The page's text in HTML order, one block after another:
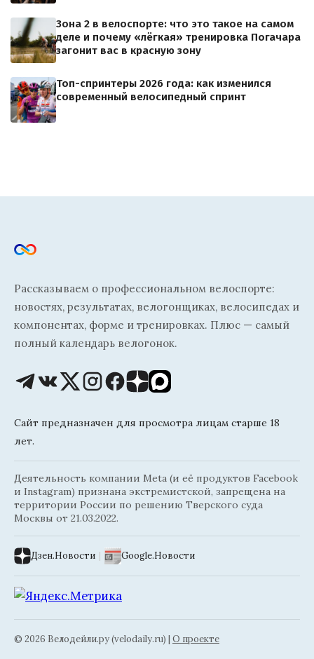
Зона 2 в велоспорте: что это такое на самом
деле и почему «лёгкая» тренировка Погачара
загонит вас в красную зону
Топ-спринтеры 2026 года: как изменился
современный велосипедный спринт
Рассказываем о профессиональном велоспорте:
новостях, результатах, велогонщиках, велосипедах и
компонентах, форме и тренировках. Плюс — самый
полный календарь велогонок.
Сайт предназначен для просмотра лицам старше 18
лет.
Деятельность компании Meta (и её продуктов Facebook
и Instagram) признана экстремистской, запрещена на
территории России по решению Тверского суда
Москвы от 21.03.2022.
Дзен.Новости | Google.Новости
© 2026 Велодейли.ру (velodaily.ru) | О проекте